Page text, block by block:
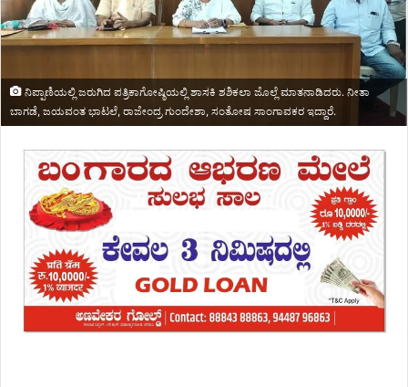
ನಿಪ್ಪಾಣಿಯಲ್ಲಿ ಜರುಗಿದ ಪತ್ರಿಕಾಗೋಷ್ಠಿಯಲ್ಲಿ ಶಾಸಕಿ ಶಶಿಕಲಾ ಜೊಲ್ಲೆ ಮಾತನಾಡಿದರು. ನೀತಾ
ಬಾಗಡೆ, ಜಯವಂತ ಭಾಟಲೆ, ರಾಜೇಂದ್ರ ಗುಂದೇಶಾ, ಸಂತೋಷ ಸಾಂಗಾವಕರ ಇದ್ದಾರೆ.